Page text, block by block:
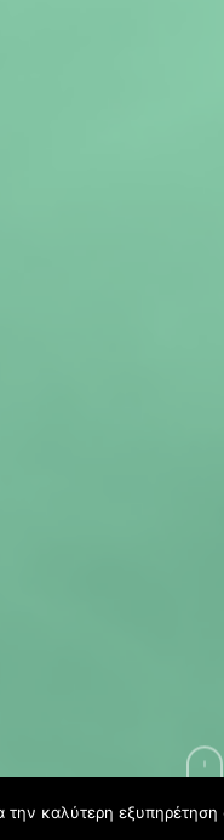
την καλύτερη εξυπηρέτηση